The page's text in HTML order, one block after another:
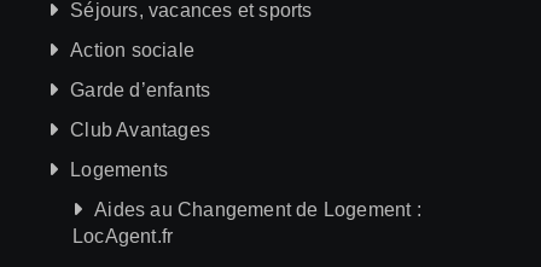
Séjours, vacances et sports
Action sociale
Garde d’enfants
Club Avantages
Logements
Aides au Changement de Logement :
LocAgent.fr